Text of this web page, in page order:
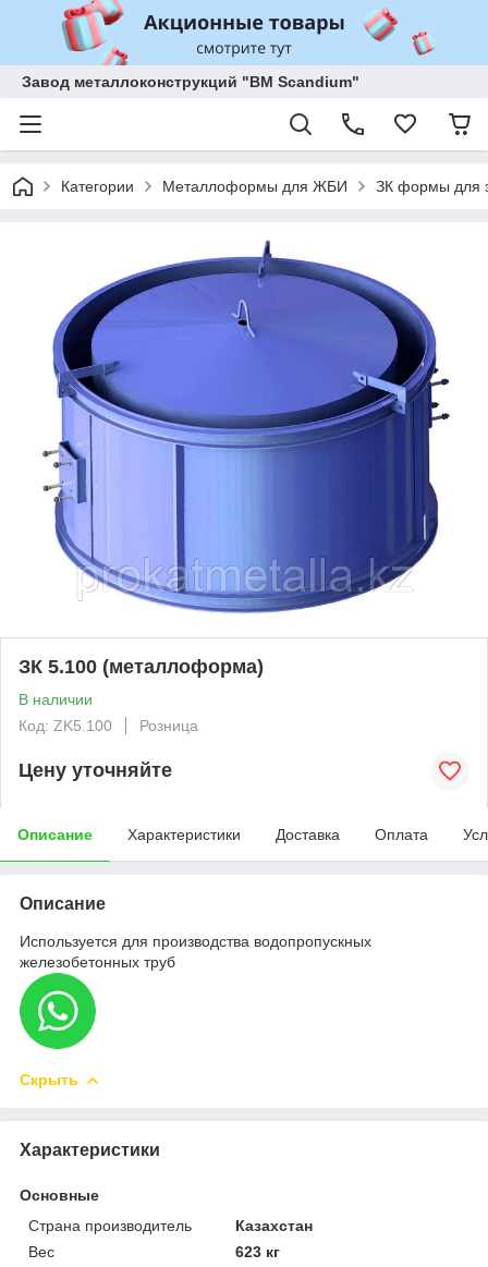
Завод металлоконструкций "BM Scandium"
Категории Металлоформы для ЖБИ ЗК формы для
ЗК 5.100 (металлоформа)
В наличии
Код: ZK5.100
Розница
Цену уточняйте
Описание Характеристики Доставка Оплата
Описание
Используется для производства водопропускных
железобетонных труб
Скрыть
Характеристики
Основные
Страна производитель
Казахстан
Вес
623 кг